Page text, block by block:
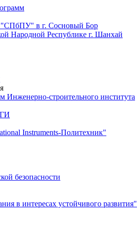
"СПбПУ" в г. Сосновый Бор
Народной Республике г. Шанхай
строительного института
Instruments-Политехник"
безопасности
в интересах устойчивого развития"